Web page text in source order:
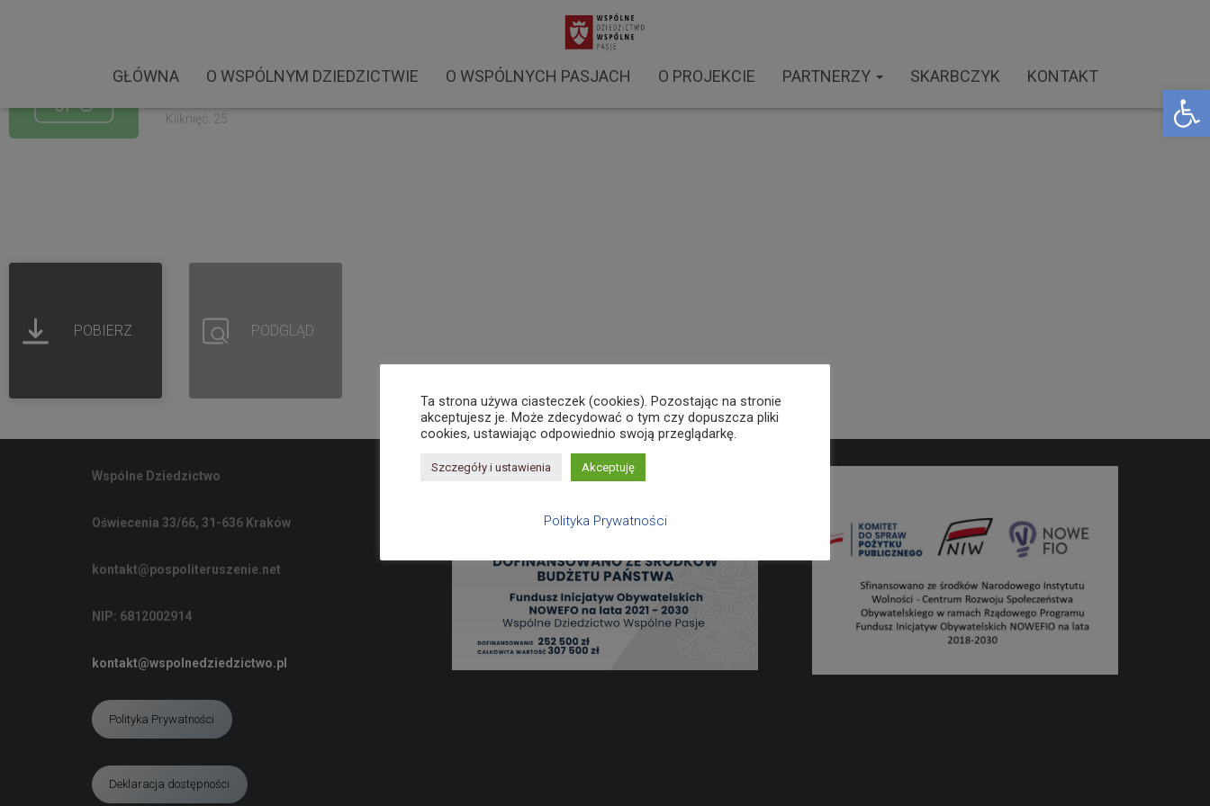
Open toolbar
GŁÓWNA O WSPÓLNYM DZIEDZICTWIE O WSPÓLNYCH PASJACH O PROJEKCIE PARTNERZY SKARBCZYK KONTAKT
Created: 10-09-2022
Kliknięć: 25
POBIERZ PODGLĄD
Wspólne Dziedzictwo
Oświecenia 33/66, 31-636 Kraków
kontakt@pospoliteruszenie.net
NIP: 6812002914
kontakt@wspolnedziedzictwo.pl
Polityka Prywatności
Deklaracja dostępności
Ta strona używa ciasteczek (cookies). Pozostając na stronie
akceptujesz je. Może zdecydować o tym czy dopuszcza pliki
cookies, ustawiając odpowiednio swoją przeglądarkę.
Szczegóły i ustawienia Akceptuję
Polityka Prywatności